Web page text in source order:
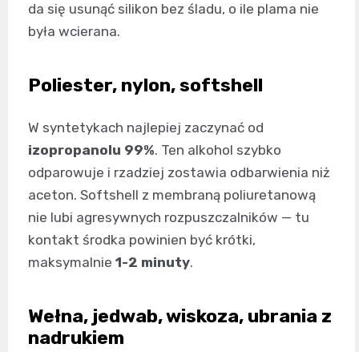
da się usunąć silikon bez śladu, o ile plama nie
była wcierana.
Poliester, nylon, softshell
W syntetykach najlepiej zaczynać od
izopropanolu 99%. Ten alkohol szybko
odparowuje i rzadziej zostawia odbarwienia niż
aceton. Softshell z membraną poliuretanową
nie lubi agresywnych rozpuszczalników — tu
kontakt środka powinien być krótki,
maksymalnie 1-2 minuty.
Wełna, jedwab, wiskoza, ubrania z
nadrukiem